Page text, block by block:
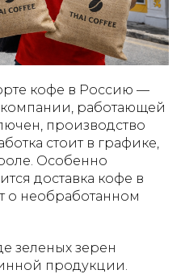
кофе в Россию —
работающей
производство
стоит в графике,
Особенно
доставка кофе в
о необработанном
зеленых зерен
продукции.